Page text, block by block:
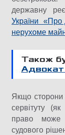
державну
України «Про
нерухоме
Також
Адвокат
Якщо сторони
сервітуту
право може
судового